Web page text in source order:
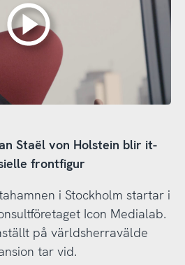
Staël von Holstein blir it-
frontfigur
i Stockholm startar i
Icon Medialab.
på världsherravälde
tar vid.